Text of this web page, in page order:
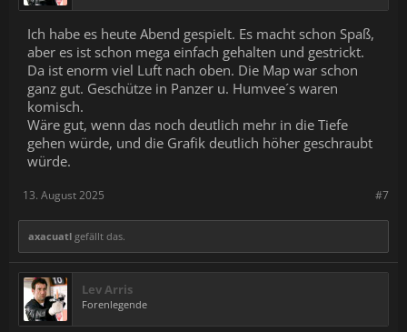
Ich habe es heute Abend gespielt. Es macht schon Spaß,
aber es ist schon mega einfach gehalten und gestrickt.
Da ist enorm viel Luft nach oben. Die Map war schon
ganz gut. Geschütze in Panzer u. Humvee´s waren
komisch.
Wäre gut, wenn das noch deutlich mehr in die Tiefe
gehen würde, und die Grafik deutlich höher geschraubt
würde.
#7
13. August 2025
axacuatl gefällt das.
Lev Arris
Forenlegende